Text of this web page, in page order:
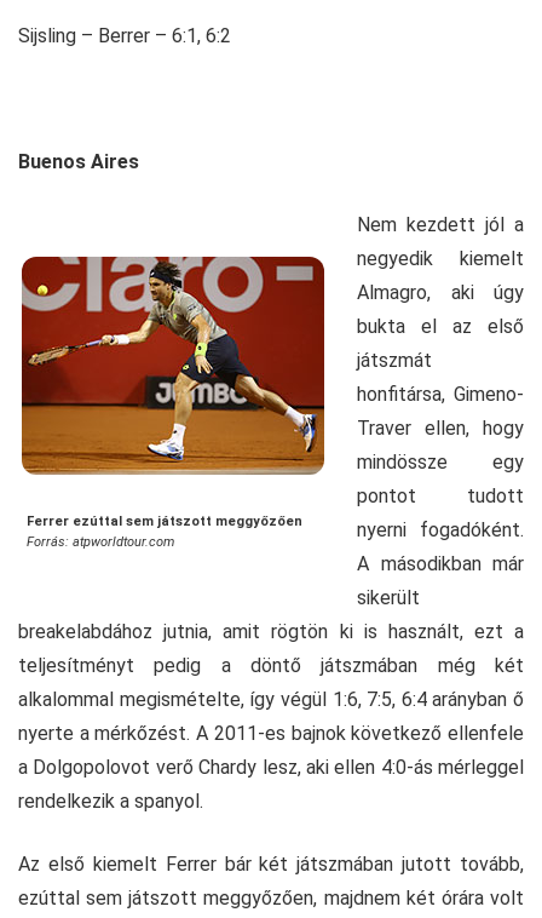
Sijsling – Berrer – 6:1, 6:2
Buenos Aires
Ferrer ezúttal sem játszott meggyőzően
Forrás: atpworldtour.com
Nem kezdett jól a
negyedik kiemelt
Almagro, aki úgy
bukta el az első
játszmát
honfitársa, Gimeno-
Traver ellen, hogy
mindössze egy
pontot tudott
nyerni fogadóként.
A másodikban már
sikerült
breakelabdához jutnia, amit rögtön ki is használt, ezt a
teljesítményt pedig a döntő játszmában még két
alkalommal megismételte, így végül 1:6, 7:5, 6:4 arányban ő
nyerte a mérkőzést. A 2011-es bajnok következő ellenfele
a Dolgopolovot verő Chardy lesz, aki ellen 4:0-ás mérleggel
rendelkezik a spanyol.
Az első kiemelt Ferrer bár két játszmában jutott tovább,
ezúttal sem játszott meggyőzően, majdnem két órára volt